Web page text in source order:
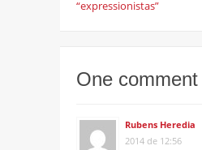
“expressionistas”
One comment
Rubens Heredia
2014 de 12:56